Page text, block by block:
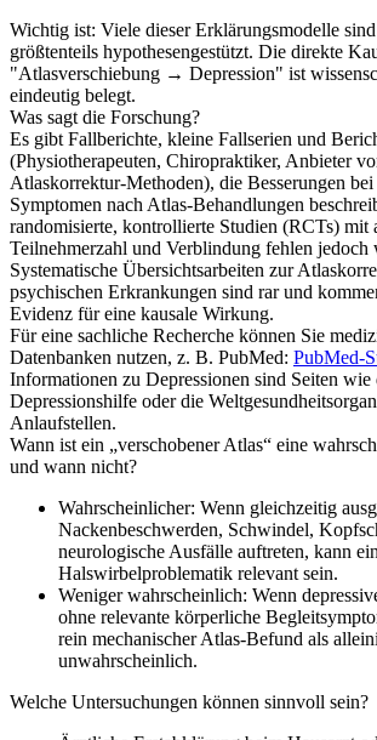
Wichtig ist: Viele dieser Erklärungsmodelle
größtenteils hypothesengestützt. Die direkte
"Atlasverschiebung → Depression" ist
eindeutig belegt.
Was sagt die Forschung?
Es gibt Fallberichte, kleine Fallserien und
(Physiotherapeuten, Chiropraktiker, Anbieter
Atlaskorrektur‑Methoden), die Besserungen bei
Symptomen nach Atlas‑Behandlungen
randomisierte, kontrollierte Studien (RCTs) mit
Teilnehmerzahl und Verblindung fehlen jedoch
Systematische Übersichtsarbeiten zur
psychischen Erkrankungen sind rar und
Evidenz für eine kausale Wirkung.
Für eine sachliche Recherche können Sie
Datenbanken nutzen, z. B. PubMed: PubMed-
Informationen zu Depressionen sind Seiten wie
Depressionshilfe oder die
Anlaufstellen.
Wann ist ein „verschobener Atlas“ eine
und wann nicht?
Wahrscheinlicher: Wenn gleichzeitig
Nackenbeschwerden, Schwindel,
neurologische Ausfälle auftreten, kann
Halswirbelproblematik relevant sein.
Weniger wahrscheinlich: Wenn
ohne relevante körperliche
rein mechanischer Atlas‑Befund als
unwahrscheinlich.
Welche Untersuchungen können sinnvoll sein?